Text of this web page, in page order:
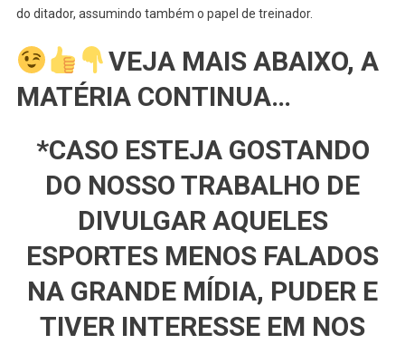
do ditador, assumindo também o papel de treinador.
VEJA MAIS ABAIXO, A
MATÉRIA CONTINUA…
*CASO ESTEJA GOSTANDO
DO NOSSO TRABALHO DE
DIVULGAR AQUELES
ESPORTES MENOS FALADOS
NA GRANDE MÍDIA, PUDER E
TIVER INTERESSE EM NOS